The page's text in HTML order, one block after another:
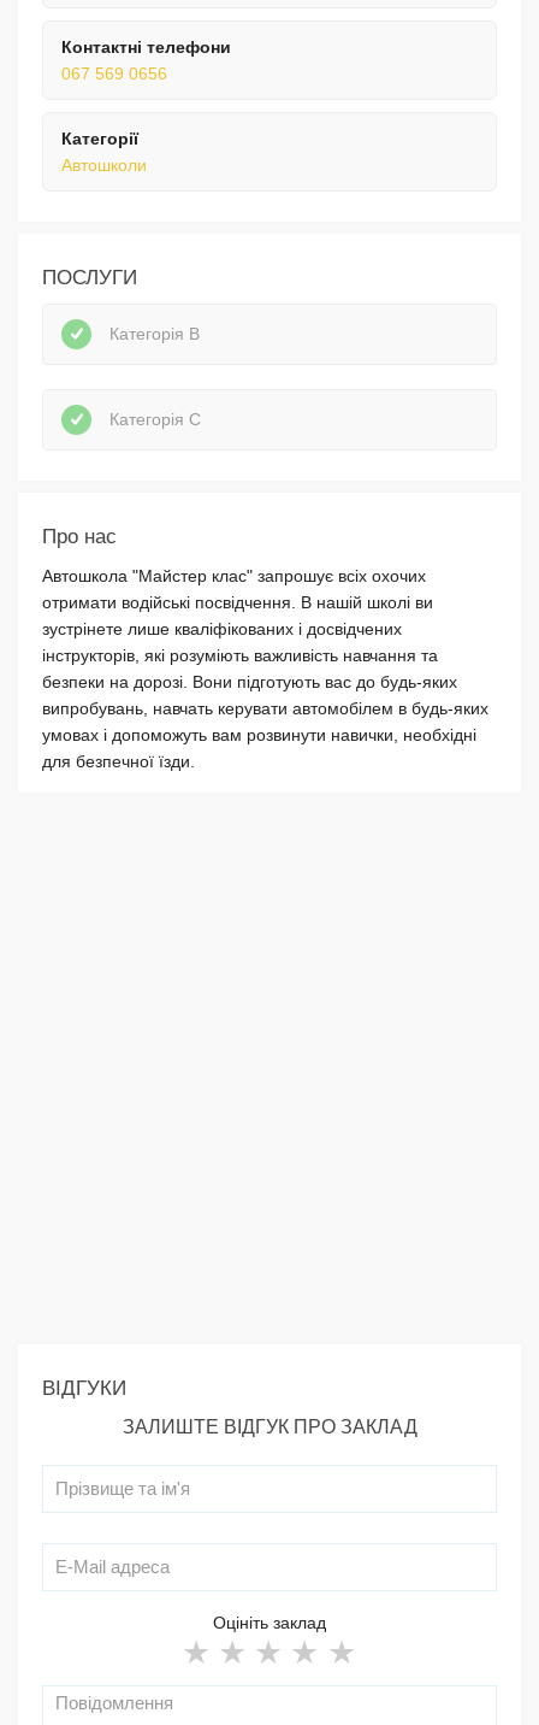
Контактні телефони
067 569 0656
Категорії
Автошколи
ПОСЛУГИ
Категорія В
Категорія С
Про нас
Автошкола "Майстер клас" запрошує всіх охочих
отримати водійські посвідчення. В нашій школі ви
зустрінете лише кваліфікованих і досвідчених
інструкторів, які розуміють важливість навчання та
безпеки на дорозі. Вони підготують вас до будь-яких
випробувань, навчать керувати автомобілем в будь-яких
умовах і допоможуть вам розвинути навички, необхідні
для безпечної їзди.
ВІДГУКИ
ЗАЛИШТЕ ВІДГУК ПРО ЗАКЛАД
Оцініть заклад